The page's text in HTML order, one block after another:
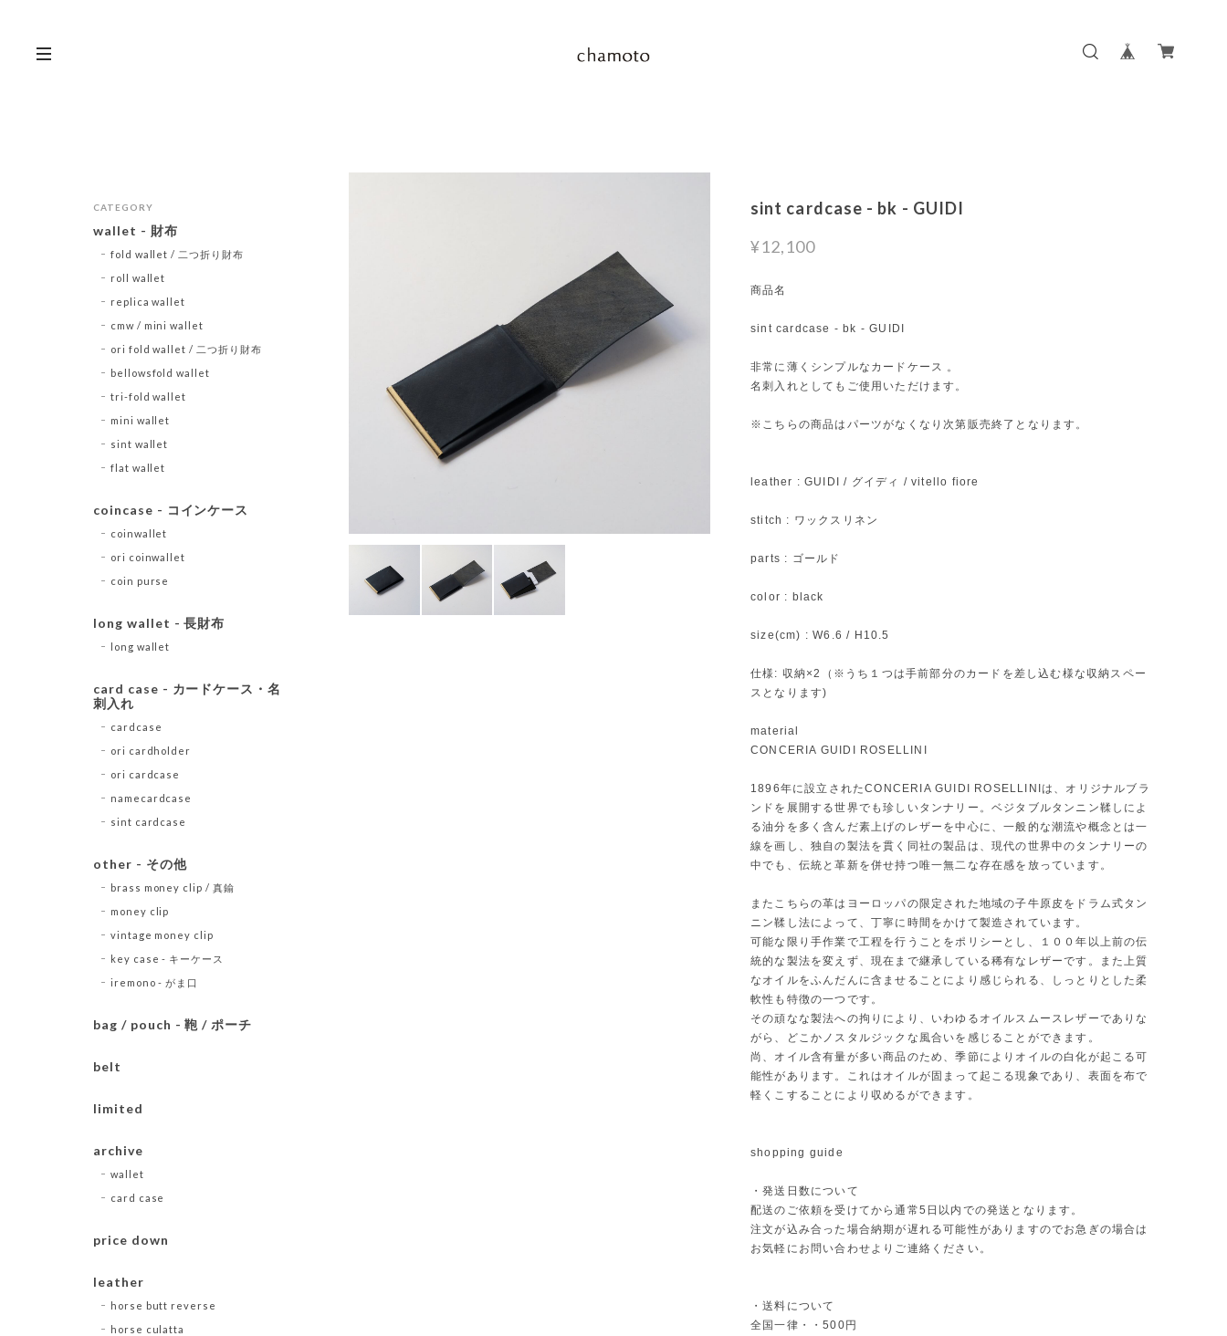
sint cardcase - bk - GUIDI
¥12,100
商品名
sint cardcase - bk - GUIDI
非常に薄くシンプルなカードケース 。
名刺入れとしてもご使用いただけます。
※こちらの商品はパーツがなくなり次第販売終了となります。
leather : GUIDI / グイディ / vitello fiore
stitch : ワックスリネン
parts : ゴールド
color : black
size(cm) : W6.6 / H10.5
仕様: 収納×2（※うち１つは手前部分のカードを差し込む様な収納スペー
スとなります)
material
CONCERIA GUIDI ROSELLINI
1896年に設立されたCONCERIA GUIDI ROSELLINIは、オリジナルブラ
ンドを展開する世界でも珍しいタンナリー。ベジタブルタンニン鞣しによ
る油分を多く含んだ素上げのレザーを中心に、一般的な潮流や概念とは一
線を画し、独自の製法を貫く同社の製品は、現代の世界中のタンナリーの
中でも、伝統と革新を併せ持つ唯一無二な存在感を放っています。
またこちらの革はヨーロッパの限定された地域の子牛原皮をドラム式タン
ニン鞣し法によって、丁寧に時間をかけて製造されています。
可能な限り手作業で工程を行うことをポリシーとし、１００年以上前の伝
統的な製法を変えず、現在まで継承している稀有なレザーです。また上質
なオイルをふんだんに含ませることにより感じられる、しっとりとした柔
軟性も特徴の一つです。
その頑なな製法への拘りにより、いわゆるオイルスムースレザーでありな
がら、どこかノスタルジックな風合いを感じることができます。
尚、オイル含有量が多い商品のため、季節によりオイルの白化が起こる可
能性があります。これはオイルが固まって起こる現象であり、表面を布で
軽くこすることにより収めるができます。
shopping guide
・発送日数について
配送のご依頼を受けてから通常5日以内での発送となります。
注文が込み合った場合納期が遅れる可能性がありますのでお急ぎの場合は
お気軽にお問い合わせよりご連絡ください。
・送料について
全国一律・・500円
CATEGORY
wallet - 財布
fold wallet / 二つ折り財布
roll wallet
replica wallet
cmw / mini wallet
ori fold wallet / 二つ折り財布
bellowsfold wallet
tri-fold wallet
mini wallet
sint wallet
flat wallet
coincase - コインケース
coinwallet
ori coinwallet
coin purse
long wallet - 長財布
long wallet
card case - カードケース・名
刺入れ
cardcase
ori cardholder
ori cardcase
namecardcase
sint cardcase
other - その他
brass money clip / 真鍮
money clip
vintage money clip
key case - キーケース
iremono - がま口
bag / pouch - 鞄 / ポーチ
belt
limited
archive
wallet
card case
price down
leather
horse butt reverse
horse culatta